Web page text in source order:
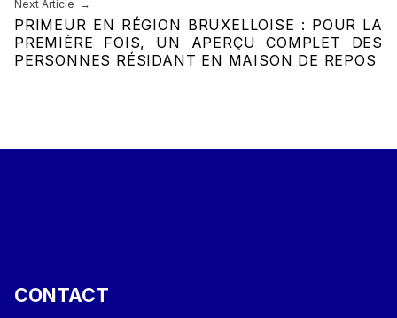
Next Article
PRIMEUR EN RÉGION BRUXELLOISE : POUR LA
PREMIÈRE FOIS, UN APERÇU COMPLET DES
PERSONNES RÉSIDANT EN MAISON DE REPOS
CONTACT